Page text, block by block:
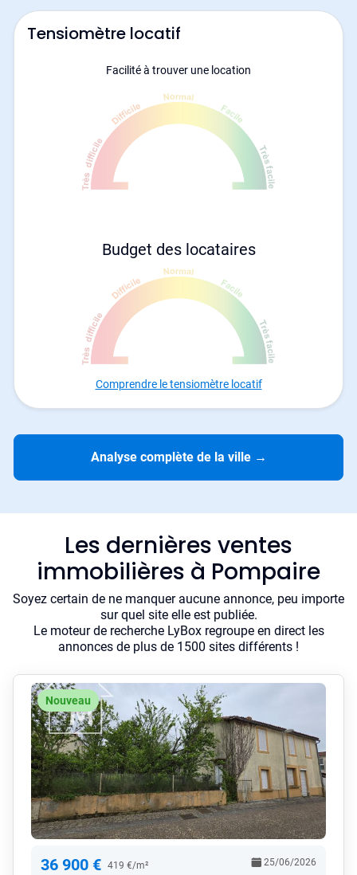
Tensiomètre locatif
Facilité à trouver une location
Budget des locataires
Comprendre le tensiomètre locatif
Analyse complète de la ville →
Les dernières ventes
immobilières à Pompaire
Soyez certain de ne manquer aucune annonce, peu importe
sur quel site elle est publiée.
Le moteur de recherche LyBox regroupe en direct les
annonces de plus de 1500 sites différents !
Nouveau
36 900 € 419 €/m² 25/06/2026